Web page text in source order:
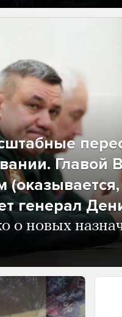
Главой
генерал
о новых